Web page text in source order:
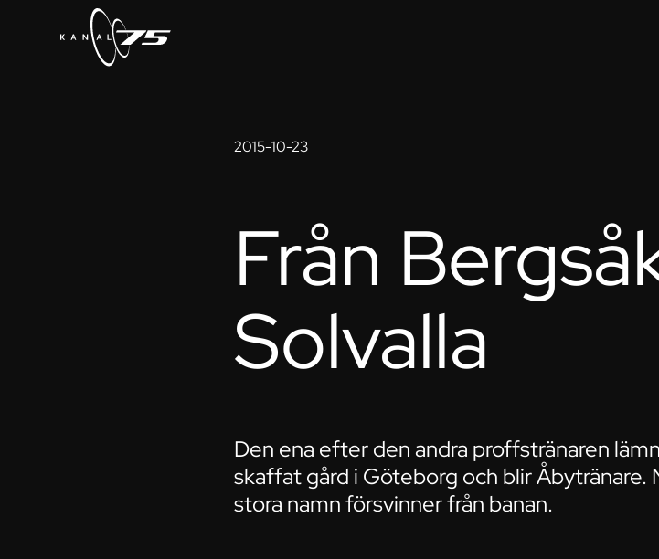
2015-10-23
Från
Solvalla
Den ena efter den andra proffstränaren
skaffat gård i Göteborg och blir
stora namn försvinner från banan.